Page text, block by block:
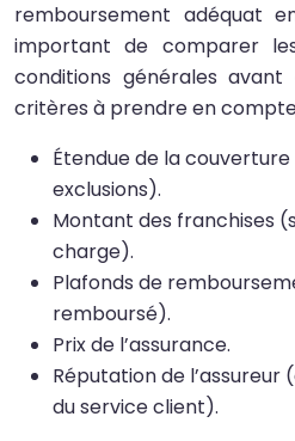
remboursement adéquat
important de comparer
conditions générales avant
critères à prendre en
Étendue de la
exclusions).
Montant des franchises
charge).
Plafonds de
remboursé).
Prix de l’assurance.
Réputation de l’assureur
du service client).